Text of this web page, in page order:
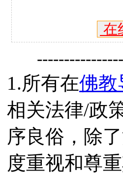
在
1.所有在佛教
相关法律/政
序良俗，除
度重视和尊